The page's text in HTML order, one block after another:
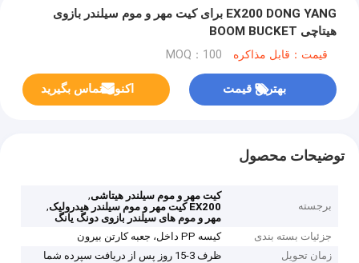
EX200 DONG YANG برای کیت مهر و موم سیلندر بازوی
هیتاچی BOOM BUCKET
قیمت：قابل مذاکره MOQ：100
بهترین قیمت اکنون تماس بگیرید
توضیحات محصول
برجسته
کیت مهر و موم سیلندر هیتاشی,
EX200 کیت مهر و موم سیلندر هیدرولیک
,
مهر و موم های سیلندر بازوی دونگ یانگ
جزئیات بسته بندی
کیسه PP داخل، جعبه کارتن بیرون
زمان تحویل
ظرف 3-15 روز پس از دریافت سپرده شما